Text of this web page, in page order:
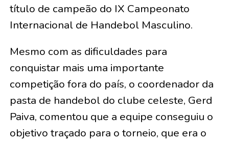
título de campeão do IX Campeonato
Internacional de Handebol Masculino.
Mesmo com as dificuldades para
conquistar mais uma importante
competição fora do país, o coordenador da
pasta de handebol do clube celeste, Gerd
Paiva, comentou que a equipe conseguiu o
objetivo traçado para o torneio, que era o